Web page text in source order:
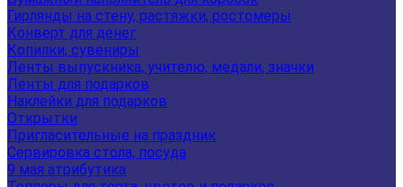
Гирлянды на стену, растяжки, ростомеры
Конверт для денег
Копилки, сувениры
Ленты выпускника, учителю, медали, значки
Ленты для подарков
Наклейки для подарков
Открытки
Пригласительные на праздник
Сервировка стола, посуда
9 мая атрибутика